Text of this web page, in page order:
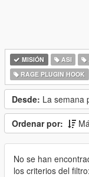
MISIÓN ASI
RAGE PLUGIN HOOK
Desde: La semana
Ordenar por:
No se han
los criterios del filtro: